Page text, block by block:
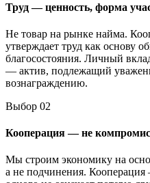
Труд — ценность, форма
Не товар на рынке найма.
утверждает труд как основу
благосостояния. Личный
— актив, подлежащий
вознаграждению.
Выбор 02
Кооперация — не
Мы строим экономику на
а не подчинения.